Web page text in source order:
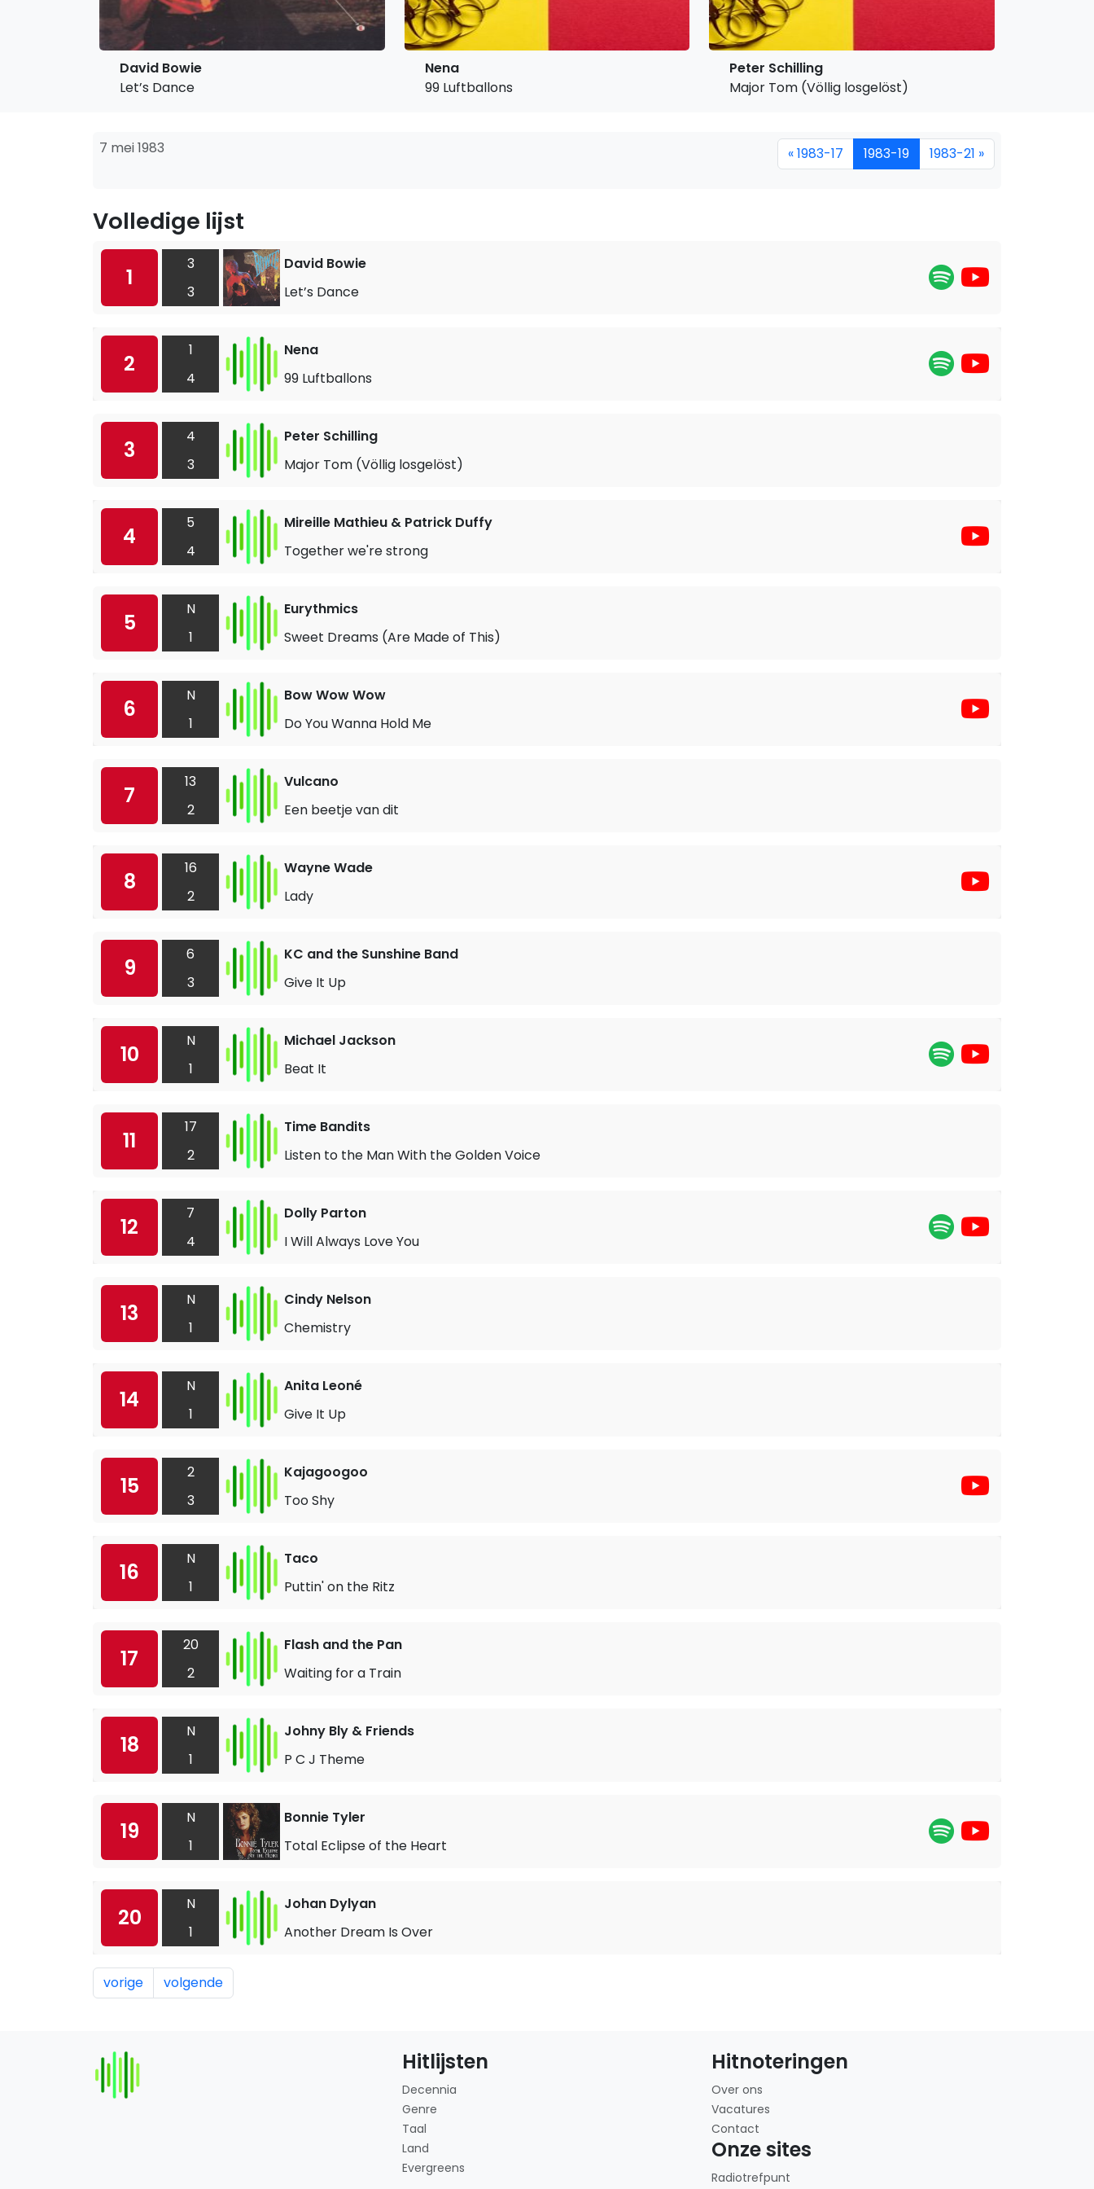
David Bowie
Let’s Dance
Nena
99 Luftballons
Peter Schilling
Major Tom (Völlig losgelöst)
7 mei 1983 « 1983-17 1983-19 1983-21 »
Volledige lijst
1
3
3
David Bowie
Let’s Dance
2
1
4
Nena
99 Luftballons
3
4
3
Peter Schilling
Major Tom (Völlig losgelöst)
4
5
4
Mireille Mathieu & Patrick Duffy
Together we're strong
5
N
1
Eurythmics
Sweet Dreams (Are Made of This)
6
N
1
Bow Wow Wow
Do You Wanna Hold Me
7
13
2
Vulcano
Een beetje van dit
8
16
2
Wayne Wade
Lady
9
6
3
KC and the Sunshine Band
Give It Up
10
N
1
Michael Jackson
Beat It
11
17
2
Time Bandits
Listen to the Man With the Golden Voice
12
7
4
Dolly Parton
I Will Always Love You
13
N
1
Cindy Nelson
Chemistry
14
N
1
Anita Leoné
Give It Up
15
2
3
Kajagoogoo
Too Shy
16
N
1
Taco
Puttin' on the Ritz
17
20
2
Flash and the Pan
Waiting for a Train
18
N
1
Johny Bly & Friends
P C J Theme
19
N
1
Bonnie Tyler
Total Eclipse of the Heart
20
N
1
Johan Dylyan
Another Dream Is Over
vorige volgende
Hitlijsten
Decennia
Genre
Taal
Land
Evergreens
Hitnoteringen
Over ons
Vacatures
Contact
Onze sites
Radiotrefpunt